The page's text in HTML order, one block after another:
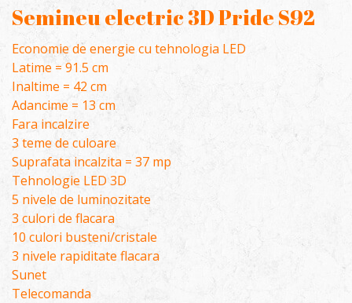
Semineu electric 3D Pride S92
Economie de energie cu tehnologia LED
Latime = 91.5 cm
Inaltime = 42 cm
Adancime = 13 cm
Fara incalzire
3 teme de culoare
Suprafata incalzita = 37 mp
Tehnologie LED 3D
5 nivele de luminozitate
3 culori de flacara
10 culori busteni/cristale
3 nivele rapiditate flacara
Sunet
Telecomanda